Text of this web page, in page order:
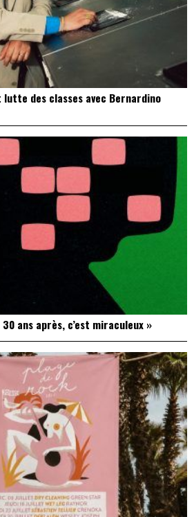
lutte des classes avec Bernardino
ans après, c’est miraculeux »